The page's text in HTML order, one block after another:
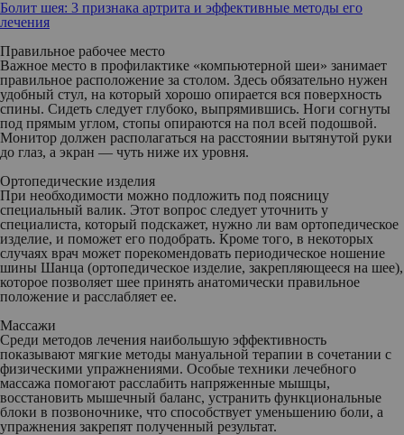
Болит шея: 3 признака артрита и эффективные методы его
лечения
Правильное рабочее место
Важное место в профилактике «компьютерной шеи» занимает
правильное расположение за столом. Здесь обязательно нужен
удобный стул, на который хорошо опирается вся поверхность
спины. Сидеть следует глубоко, выпрямившись. Ноги согнуты
под прямым углом, стопы опираются на пол всей подошвой.
Монитор должен располагаться на расстоянии вытянутой руки
до глаз, а экран — чуть ниже их уровня.
Ортопедические изделия
При необходимости можно подложить под поясницу
специальный валик. Этот вопрос следует уточнить у
специалиста, который подскажет, нужно ли вам ортопедическое
изделие, и поможет его подобрать. Кроме того, в некоторых
случаях врач может порекомендовать периодическое ношение
шины Шанца (ортопедическое изделие, закрепляющееся на шее),
которое позволяет шее принять анатомически правильное
положение и расслабляет ее.
Массажи
Среди методов лечения наибольшую эффективность
показывают мягкие методы мануальной терапии в сочетании с
физическими упражнениями. Особые техники лечебного
массажа помогают расслабить напряженные мышцы,
восстановить мышечный баланс, устранить функциональные
блоки в позвоночнике, что способствует уменьшению боли, а
упражнения закрепят полученный результат.